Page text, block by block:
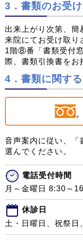
3．書類のお受
出来上がり次第、簡
来院にてお受け取り
1階⑧番「書類受付
際、書類引換書をお
4．書類に関す
音声案内に従い、
選んでください。
電話受付時間
月～金曜日 8:30～
休診日
土・日曜日、祝祭日